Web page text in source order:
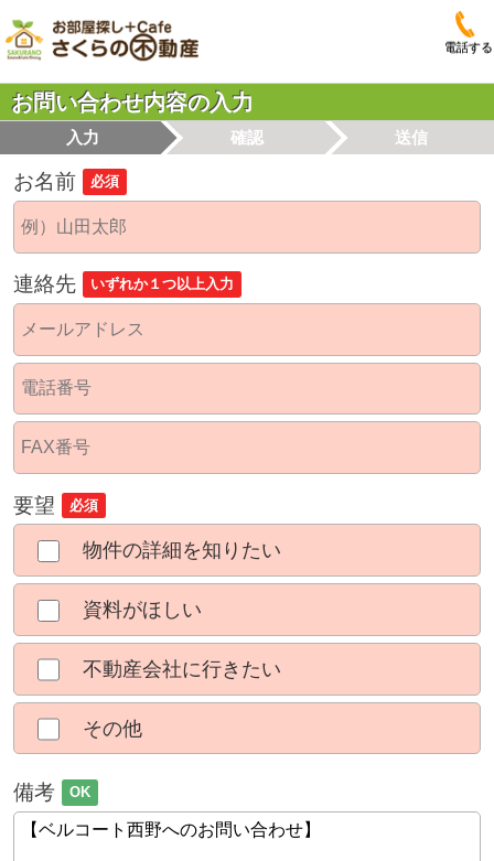
電話する
お問い合わせ内容の入力
入力 確認 送信
お名前 必須
連絡先 いずれか１つ以上入力
要望 必須
物件の詳細を知りたい
資料がほしい
不動産会社に行きたい
その他
備考 OK